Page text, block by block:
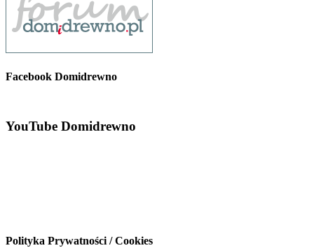
Facebook Domidrewno
YouTube Domidrewno
Polityka Prywatności / Cookies